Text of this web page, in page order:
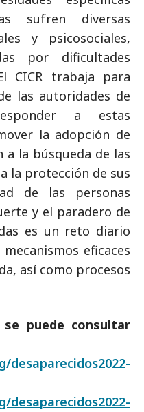
sufren diversas
y psicosociales,
por dificultades
CICR trabaja para
las autoridades de
a estas
la adopción de
la búsqueda de las
la protección de sus
de las personas
y el paradero de
es un reto diario
eficaces
así como procesos
puede consultar
desaparecidos2022-
desaparecidos2022-